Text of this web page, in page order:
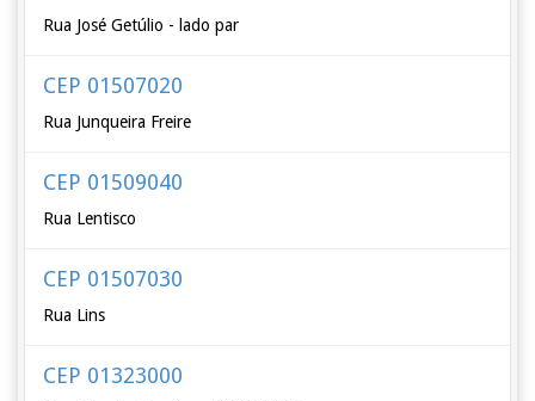
Rua José Getúlio - lado par
CEP 01507020
Rua Junqueira Freire
CEP 01509040
Rua Lentisco
CEP 01507030
Rua Lins
CEP 01323000